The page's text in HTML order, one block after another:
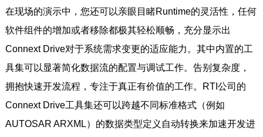
在现场的演示中，您还可以亲眼目睹Runtime的灵活性，任何
软件组件的增加或者移除都极其轻松顺畅，充分显示出
Connext Drive对于系统需求变更的适应能力。其中内置的工
具集可以显著简化数据流的配置与调试工作。告别复杂度，
拥抱快速开发流程，专注于真正有价值的工作。RTI公司的
Connext Drive工具集还可以跨越不同标准格式（例如
AUTOSAR ARXML）的数据类型定义自动转换来加速开发进